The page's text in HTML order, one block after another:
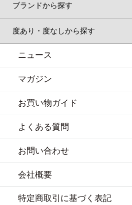
ブランドから探す
度あり・度なしから探す
ニュース
マガジン
お買い物ガイド
よくある質問
お問い合わせ
会社概要
特定商取引に基づく表記